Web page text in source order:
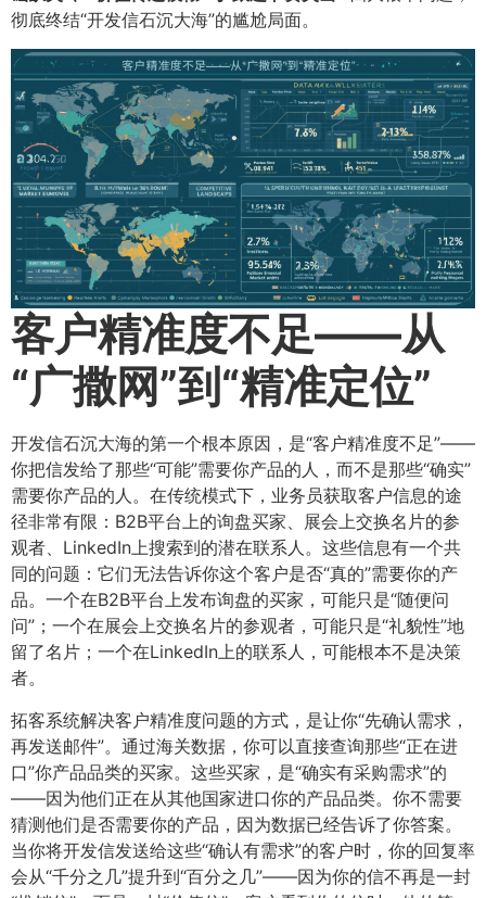
彻底终结“开发信石沉大海”的尴尬局面。
客户精准度不足——从
“广撒网”到“精准定位”​
开发信石沉大海的第一个根本原因，是“客户精准度不足”——
你把信发给了那些“可能”需要你产品的人，而不是那些“确实”
需要你产品的人。在传统模式下，业务员获取客户信息的途
径非常有限：B2B平台上的询盘买家、展会上交换名片的参
观者、LinkedIn上搜索到的潜在联系人。这些信息有一个共
同的问题：它们无法告诉你这个客户是否“真的”需要你的产
品。一个在B2B平台上发布询盘的买家，可能只是“随便问
问”；一个在展会上交换名片的参观者，可能只是“礼貌性”地
留了名片；一个在LinkedIn上的联系人，可能根本不是决策
者。
拓客系统解决客户精准度问题的方式，是让你“先确认需求，
再发送邮件”。通过海关数据，你可以直接查询那些“正在进
口”你产品品类的买家。这些买家，是“确实有采购需求”的
——因为他们正在从其他国家进口你的产品品类。你不需要
猜测他们是否需要你的产品，因为数据已经告诉了你答案。
当你将开发信发送给这些“确认有需求”的客户时，你的回复率
会从“千分之几”提升到“百分之几”——因为你的信不再是一封